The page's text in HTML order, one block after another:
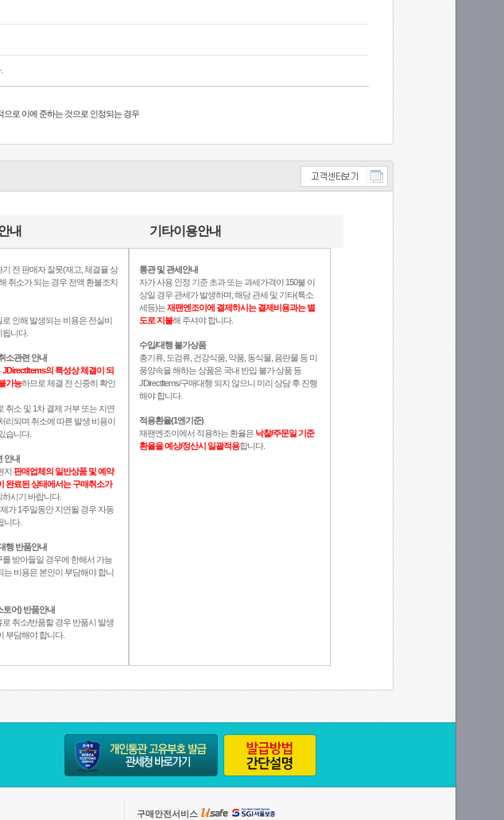
으로 이에 준하는 것으로 인정되는 경우
내 기타이용안내
전 판매자 잘못(재고, 체결율 상
취소가 되는 경우 전액 환불조치
인해 발생되는 비용은 전실비
됩니다.
소관련 안내
JDirectItems의 특성상 체결이 되
가능하므로 체결 전 신중히 확인
취소 및 1차 결제 거부 또는 지연
리되며 취소에 따른 발생 비용이
습니다.
안내
지판매업체의 일반상품 및 예약
완료된 상태에서는 구매취소가
시기 바랍니다.
가 1주일동안 지연될 경우 자동
니다.
행 반품안내
받아들일 경우에 한해서 가능
는 비용은 본인이 부담해야 합니
토어) 반품안내
취소/반품할 경우 반품시 발생
부담해야 합니다.
통관 및 관세안내
자가 사용 인정 기준 초과 또는 과세가격이 150불 이
상일 경우 관세가 발생하며, 해당 관세 및 기타(특소
세등)는재팬엔조이에 결제하시는 결제비용과는 별
도로 지불해 주셔야 합니다.
수입/대행 불가상품
총기류, 도검류, 건강식품, 약품, 동식물, 음란물 등 미
풍양속을 해하는 상품은 국내 반입 불가 상품 등
JDirectItems/구매대행 되지 않으니 미리 상담 후 진행
해야 합니다.
적용환율(1엔기준)
재팬엔조이에서 적용하는 환율은 낙찰/주문일 기준
환율을 예상/정산시 일괄적용합니다.
구매안전서비스